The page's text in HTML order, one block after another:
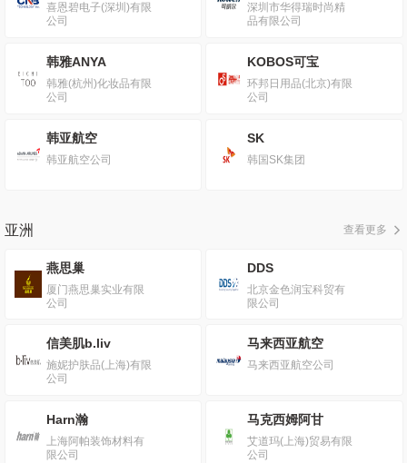
喜恩碧电子(深圳)有限
公司
深圳市华得瑞时尚精
品有限公司
韩雅ANYA
韩雅(杭州)化妆品有限
公司
KOBOS可宝
环邦日用品(北京)有限
公司
韩亚航空
韩亚航空公司
SK
韩国SK集团
亚洲 查看更多
燕思巢
厦门燕思巢实业有限
公司
DDS
北京金色润宝科贸有
限公司
信美肌b.liv
施妮护肤品(上海)有限
公司
马来西亚航空
马来西亚航空公司
Harn瀚
上海阿帕装饰材料有
限公司
马克西姆阿甘
艾道玛(上海)贸易有限
公司